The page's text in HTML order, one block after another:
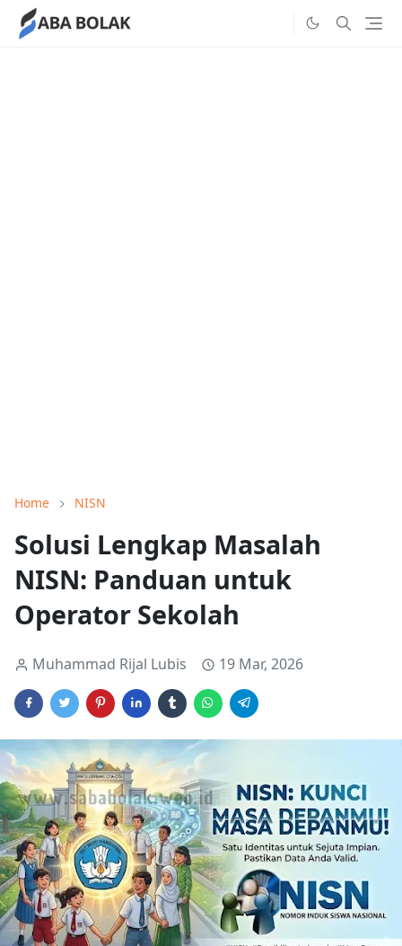
Home NISN
Solusi Lengkap Masalah
NISN: Panduan untuk
Operator Sekolah
Muhammad Rijal Lubis 19 Mar, 2026